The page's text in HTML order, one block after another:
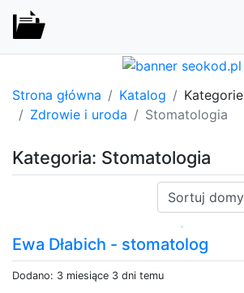
Strona główna Katalog
Kategorie
Zdrowie i uroda
Stomatologia
Kategoria: Stomatologia
Sortuj:
Ewa Dłabich - stomatolog
Dodano: 3 miesiące 3 dni temu